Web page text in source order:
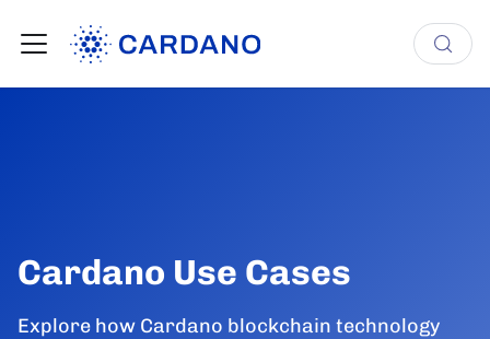
Cardano Use Cases
Explore how Cardano blockchain technology